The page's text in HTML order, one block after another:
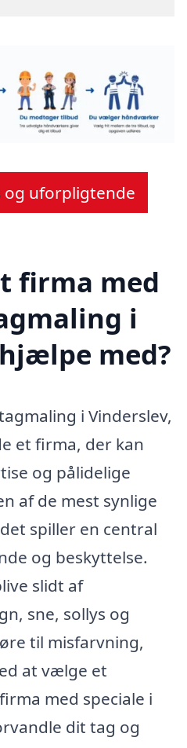
og uforpligtende
firma med
i
med?
i Vinderslev,
et firma, der kan
og pålidelige
af de mest synlige
spiller en central
og beskyttelse.
slidt af
sne, sollys og
til misfarvning,
at vælge et
med speciale i
dit tag og